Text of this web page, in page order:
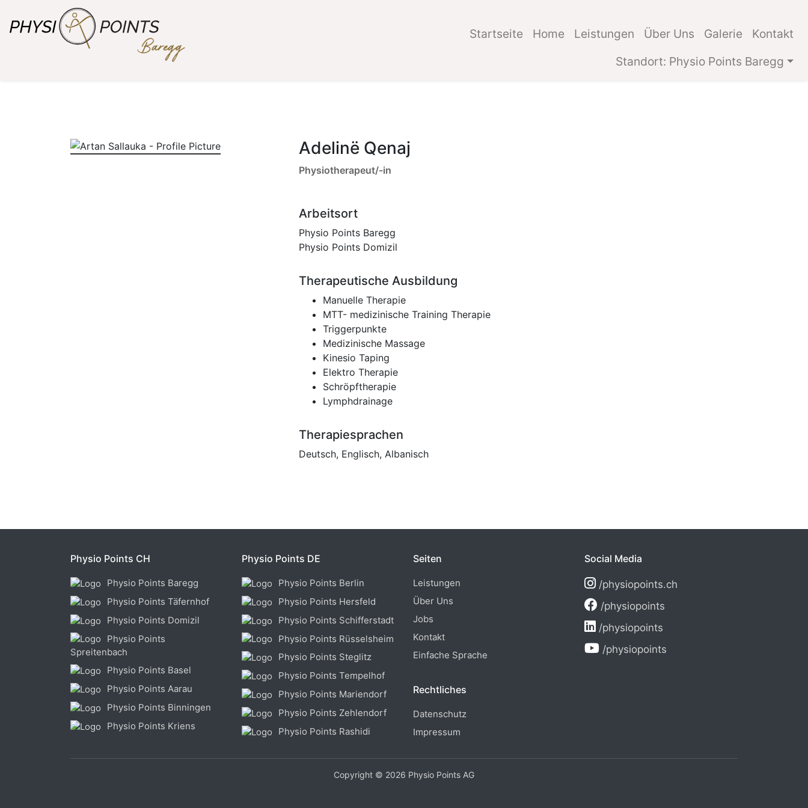
Startseite Home Leistungen Über Uns Galerie
Kontakt
Standort: Physio Points Baregg
Adelinë Qenaj
Physiotherapeut/-in
Arbeitsort
Physio Points Baregg
Physio Points Domizil
Therapeutische Ausbildung
Manuelle Therapie
MTT- medizinische Training Therapie
Triggerpunkte
Medizinische Massage
Kinesio Taping
Elektro Therapie
Schröpftherapie
Lymphdrainage
Therapiesprachen
Deutsch, Englisch, Albanisch
Physio Points CH
Physio Points Baregg
Physio Points Täfernhof
Physio Points Domizil
Physio Points
Spreitenbach
Physio Points Basel
Physio Points Aarau
Physio Points Binningen
Physio Points Kriens
Physio Points DE
Physio Points Berlin
Physio Points Hersfeld
Physio Points Schifferstadt
Physio Points Rüsselsheim
Physio Points Steglitz
Physio Points Tempelhof
Physio Points Mariendorf
Physio Points Zehlendorf
Physio Points Rashidi
Seiten
Leistungen
Über Uns
Jobs
Kontakt
Einfache Sprache
Rechtliches
Datenschutz
Impressum
Social Media
/physiopoints.ch
/physiopoints
/physiopoints
/physiopoints
Copyright © 2026 Physio Points AG